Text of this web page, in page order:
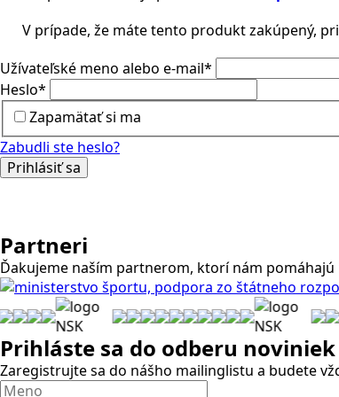
V prípade, že máte tento produkt zakúpený,
Užívateľské meno alebo e-mail*
Heslo*
Zapamätať si ma
Zabudli ste heslo?
Prihlásiť sa
Partneri
Ďakujeme naším partnerom, ktorí nám
Prihláste sa do odberu noviniek
Zaregistrujte sa do nášho mailinglistu a budete